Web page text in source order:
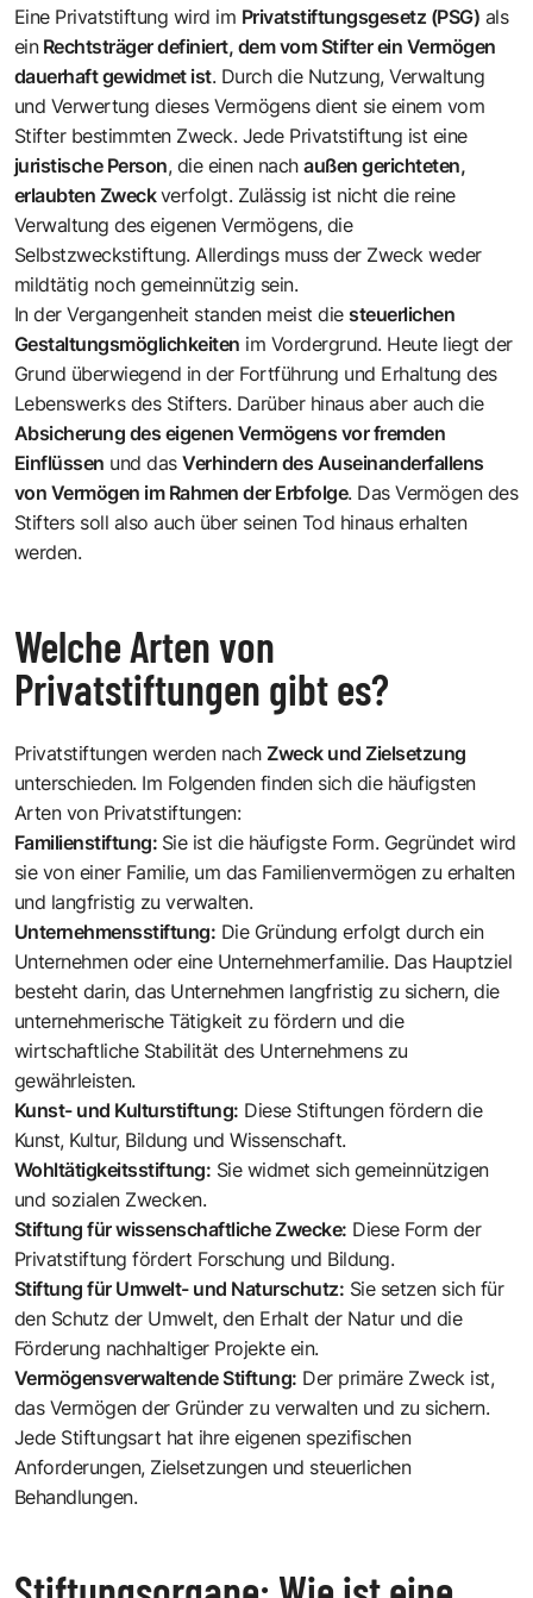
Eine Privatstiftung wird im Privatstiftungsgesetz (PSG) als
einRechtsträger definiert, dem vom Stifter ein Vermögen
dauerhaft gewidmet ist. Durch die Nutzung, Verwaltung
und Verwertung dieses Vermögens dient sie einem vom
Stifter bestimmten Zweck. Jede Privatstiftung ist eine
juristische Person, die einen nachaußen gerichteten,
erlaubten Zweckverfolgt. Zulässig ist nicht die reine
Verwaltung des eigenen Vermögens, die
Selbstzweckstiftung. Allerdings muss der Zweck weder
mildtätig noch gemeinnützig sein.
In der Vergangenheit standen meist die steuerlichen
Gestaltungsmöglichkeiten im Vordergrund. Heute liegt der
Grund überwiegend in der Fortführung und Erhaltung des
Lebenswerks des Stifters. Darüber hinaus aber auch die
Absicherung des eigenen Vermögens vor fremden
Einflüssen und dasVerhindern des Auseinanderfallens
von Vermögen im Rahmen der Erbfolge. Das Vermögen des
Stifters soll also auch über seinen Tod hinaus erhalten
werden.
Welche Arten von
Privatstiftungen gibt es?
Privatstiftungen werden nachZweck und Zielsetzung
unterschieden. Im Folgenden finden sich die häufigsten
Arten von Privatstiftungen:
Familienstiftung: Sie ist die häufigste Form. Gegründet wird
sie von einer Familie, um das Familienvermögen zu erhalten
und langfristig zu verwalten.
Unternehmensstiftung: Die Gründung erfolgt durch ein
Unternehmen oder eine Unternehmerfamilie. Das Hauptziel
besteht darin, das Unternehmen langfristig zu sichern, die
unternehmerische Tätigkeit zu fördern und die
wirtschaftliche Stabilität des Unternehmens zu
gewährleisten.
Kunst- und Kulturstiftung: Diese Stiftungen fördern die
Kunst, Kultur, Bildung und Wissenschaft.
Wohltätigkeitsstiftung: Sie widmet sich gemeinnützigen
und sozialen Zwecken.
Stiftung für wissenschaftliche Zwecke: Diese Form der
Privatstiftung fördert Forschung und Bildung.
Stiftung für Umwelt- und Naturschutz: Sie setzen sich für
den Schutz der Umwelt, den Erhalt der Natur und die
Förderung nachhaltiger Projekte ein.
Vermögensverwaltende Stiftung: Der primäre Zweck ist,
das Vermögen der Gründer zu verwalten und zu sichern.
Jede Stiftungsart hat ihre eigenen spezifischen
Anforderungen, Zielsetzungen und steuerlichen
Behandlungen.